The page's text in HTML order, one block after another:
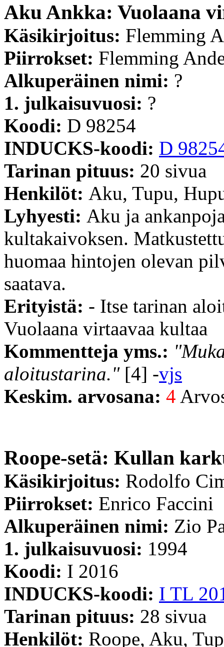
Aku Ankka: Vuolaana
Käsikirjoitus: Flemming
Piirrokset: Flemming
Alkuperäinen nimi: ?
1. julkaisuvuosi: ?
Koodi: D 98254
INDUCKS-koodi: D
Tarinan pituus: 20 sivua
Henkilöt: Aku, Tupu,
Lyhyesti: Aku ja
kultakaivoksen.
huomaa hintojen olevan
saatava.
Erityistä: - Itse tarinan
Vuolaana virtaavaa kultaa
Kommentteja yms.:
aloitustarina."[4] -vjs
Keskim. arvosana: 4
Roope-setä: Kullan
Käsikirjoitus: Rodolfo
Piirrokset: Enrico Faccini
Alkuperäinen nimi: Zio
1. julkaisuvuosi: 1994
Koodi: I 2016
INDUCKS-koodi: I TL
Tarinan pituus: 28 sivua
Henkilöt: Roope, Aku,